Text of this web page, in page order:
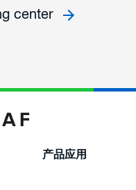
center
产品应用